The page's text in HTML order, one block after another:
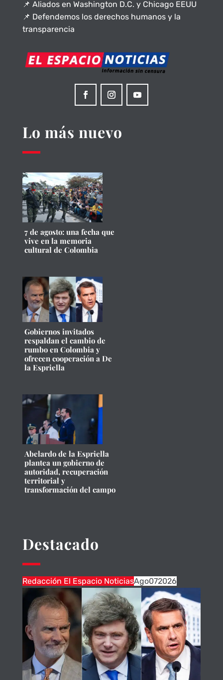
📌 Aliados en Washington D.C. y Chicago EEUU
📌 Defendemos los derechos humanos y la
transparencia
Lo más nuevo
7 de agosto: una fecha que
vive en la memoria
cultural de Colombia
Gobiernos invitados
respaldan el cambio de
rumbo en Colombia y
ofrecen cooperación a De
la Espriella
Abelardo de la Espriella
plantea un gobierno de
autoridad, recuperación
territorial y
transformación del campo
Destacado
Redacción El Espacio NoticiasAgo072026